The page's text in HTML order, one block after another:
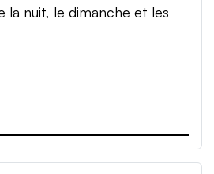
la nuit, le dimanche et les